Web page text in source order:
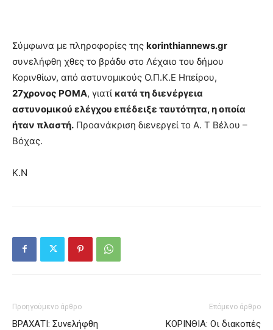
Σύμφωνα με πληροφορίες της korinthiannews.gr
συνελήφθη χθες το βράδυ στο Λέχαιο του δήμου
Κορινθίων, από αστυνομικούς Ο.Π.Κ.Ε Ηπείρου,
27χρονος ΡΟΜΑ, γιατί κατά τη διενέργεια
αστυνομικού ελέγχου επέδειξε ταυτότητα, η οποία
ήταν πλαστή. Προανάκριση διενεργεί το Α. Τ Βέλου –
Βόχας.
Κ.Ν
Προηγούμενο άρθρο
ΒΡΑΧΑΤΙ: Συνελήφθη
Επόμενο άρθρο
ΚΟΡΙΝΘΙΑ: Οι διακοπές